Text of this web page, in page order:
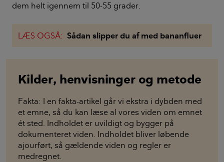
dem helt igennem til 50-55 grader.
LÆS OGSÅ: Sådan slipper du af med bananfluer
Kilder, henvisninger og metode
Fakta: I en fakta-artikel går vi ekstra i dybden med
et emne, så du kan læse al vores viden om emnet
ét sted. Indholdet er uvildigt og bygger på
dokumenteret viden. Indholdet bliver løbende
ajourført, så gældende viden og regler er
medregnet.